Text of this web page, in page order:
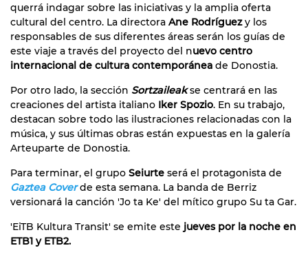
querrá indagar sobre las iniciativas y la amplia oferta
cultural del centro. La directora Ane Rodríguezy los
responsables de sus diferentes áreas serán los guías de
este viaje a través del proyecto del nuevo centro
internacional de cultura contemporánea de Donostia.
Por otro lado, la sección Sortzaileakse centrará en las
creaciones del artista italiano Iker Spozio. En su trabajo,
destacan sobre todo las ilustraciones relacionadas con la
música, y sus últimas obras están expuestas en la galería
Arteuparte de Donostia.
Para terminar, el grupo Seiurte será el protagonista de
Gaztea Coverde esta semana. La banda de Berriz
versionará la canción 'Jo ta Ke' del mítico grupo Su ta Gar.
'EiTB Kultura Transit' se emite este jueves por la noche en
ETB1 y ETB2.